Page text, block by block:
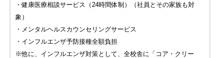
・健康医療相談サービス（24時間体制）（社員とその家族も対
象）
・メンタルヘルスカウンセリングサービス
・インフルエンザ予防接種全額負担
※他に、インフルエンザ対策として、全校舎に「コア・クリー